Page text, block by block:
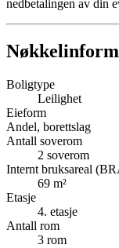
nedbetalingen av din
Boligtype
Leilighet
Eieform
Andel, borettslag
Antall soverom
2 soverom
Internt bruksareal
69 m²
Etasje
4. etasje
Antall rom
3 rom